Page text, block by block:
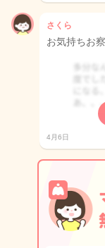
さくら
お気持ちお
4月6日